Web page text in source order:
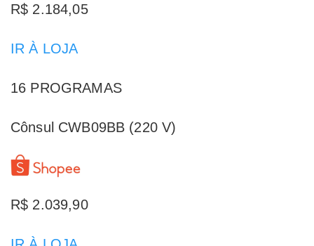
R$ 2.184,05
IR À LOJA
16 PROGRAMAS
Cônsul CWB09BB (220 V)
R$ 2.039,90